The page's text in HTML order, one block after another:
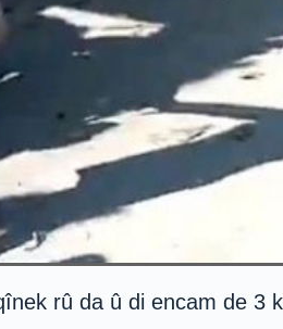
rû da û di encam de 3